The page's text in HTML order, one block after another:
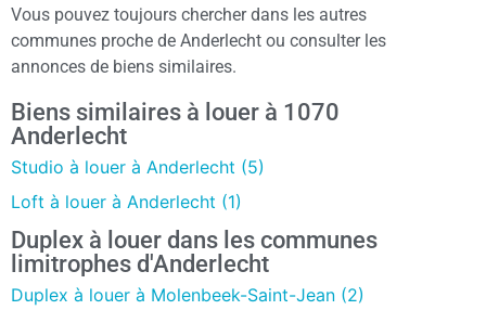
Vous pouvez toujours chercher dans les autres
communes proche de Anderlecht ou consulter les
annonces de biens similaires.
Biens similaires à louer à 1070
Anderlecht
Studio à louer à Anderlecht (5)
Loft à louer à Anderlecht (1)
Duplex à louer dans les communes
limitrophes d'Anderlecht
Duplex à louer à Molenbeek-Saint-Jean (2)